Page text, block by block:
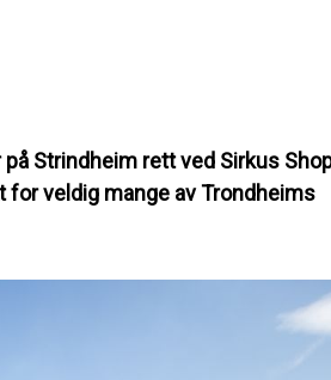
Strindheim rett ved Sirkus
veldig mange av Trondheims